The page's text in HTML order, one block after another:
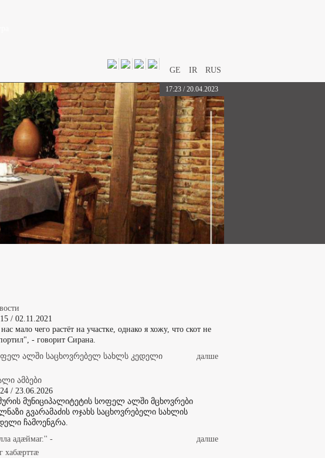
GE IR RUS
17:23 / 20.04.2023
/ 02.11.2021
мало чего растёт на участке, однако я хожу, что скот не
- говорит Сирана.
далше
ალში საცხოვრებელ სახლს კედელი
ამბები
/ 23.06.2026
მუნიციპალიტეტის სოფელ ალში მცხოვრები
გვარამაძის ოჯახს საცხოვრებელი სახლის
ჩამოენგრა.
далше
адæймаг.'' -
хабæрттæ